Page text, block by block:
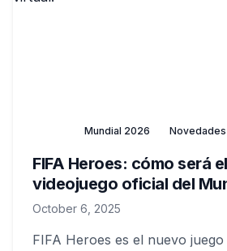
Mundial 2026
FIFA Heroes: cómo será
videojuego oficial del
October 6, 2025
FIFA Heroes es el nuevo